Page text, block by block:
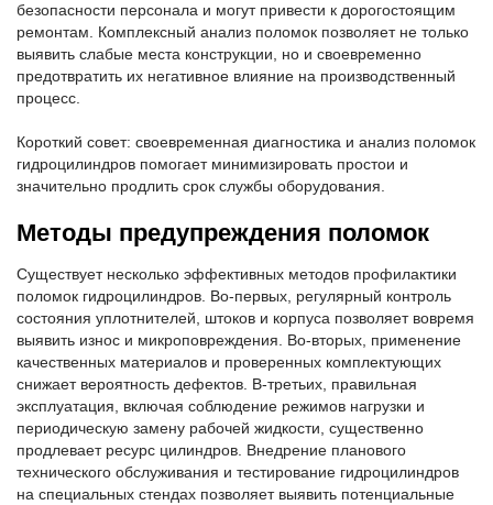
безопасности персонала и могут привести к дорогостоящим
ремонтам. Комплексный анализ поломок позволяет не только
выявить слабые места конструкции, но и своевременно
предотвратить их негативное влияние на производственный
процесс.
Короткий совет: своевременная диагностика и анализ поломок
гидроцилиндров помогает минимизировать простои и
значительно продлить срок службы оборудования.
Методы предупреждения поломок
Существует несколько эффективных методов профилактики
поломок гидроцилиндров. Во-первых, регулярный контроль
состояния уплотнителей, штоков и корпуса позволяет вовремя
выявить износ и микроповреждения. Во-вторых, применение
качественных материалов и проверенных комплектующих
снижает вероятность дефектов. В-третьих, правильная
эксплуатация, включая соблюдение режимов нагрузки и
периодическую замену рабочей жидкости, существенно
продлевает ресурс цилиндров. Внедрение планового
технического обслуживания и тестирование гидроцилиндров
на специальных стендах позволяет выявить потенциальные